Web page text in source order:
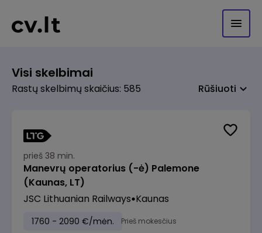
Visi skelbimai
Rastų skelbimų skaičius: 585 Rūšiuoti
prieš 38 min.
Manevrų operatorius (-ė) Palemone
(Kaunas, LT)
JSC Lithuanian Railways Kaunas
1760 - 2090 €/mėn. Prieš mokesčius